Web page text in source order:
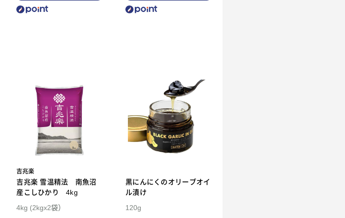
吉兆楽
吉兆楽 雪温精法 南魚沼
産こしひかり 4kg
4kg (2kgx2袋）
黒にんにくのオリーブオイ
ル漬け
120g